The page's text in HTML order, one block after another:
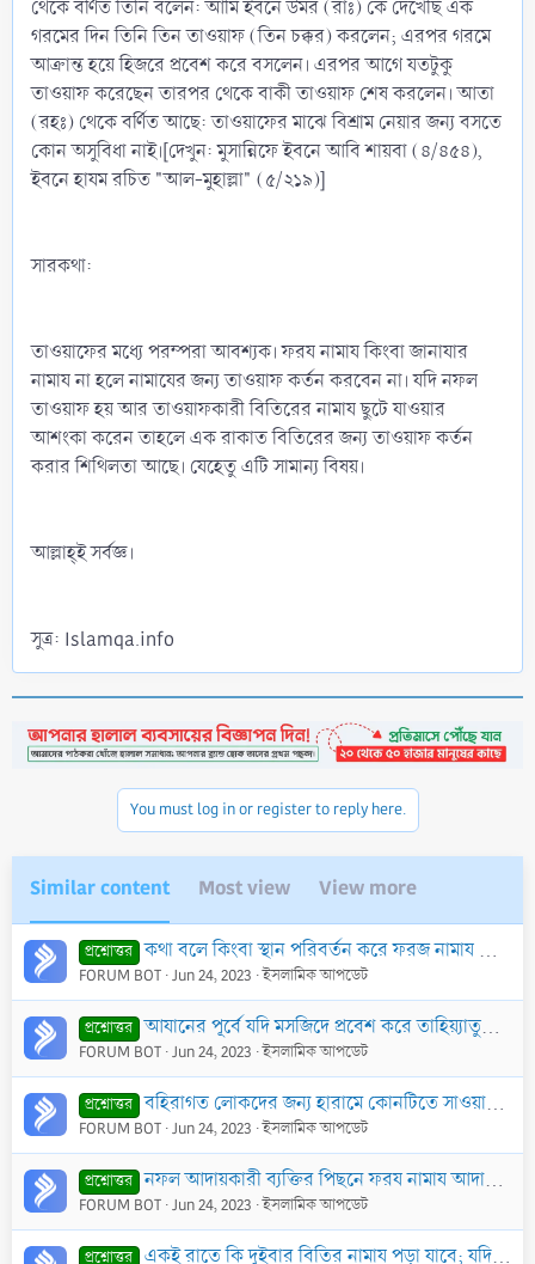
থেকে বর্ণিত তিনি বলেন: আমি ইবনে উমর (রাঃ) কে দেখেছি এক
গরমের দিন তিনি তিন তাওয়াফ (তিন চক্কর) করলেন; এরপর গরমে
আক্রান্ত হয়ে হিজরে প্রবেশ করে বসলেন। এরপর আগে যতটুকু
তাওয়াফ করেছেন তারপর থেকে বাকী তাওয়াফ শেষ করলেন। আতা
(রহঃ) থেকে বর্ণিত আছে: তাওয়াফের মাঝে বিশ্রাম নেয়ার জন্য বসতে
কোন অসুবিধা নাই।[দেখুন: মুসান্নিফে ইবনে আবি শায়বা (৪/৪৫৪),
ইবনে হাযম রচিত "আল-মুহাল্লা" (৫/২১৯)]
সারকথা:
তাওয়াফের মধ্যে পরম্পরা আবশ্যক। ফরয নামায কিংবা জানাযার
নামায না হলে নামাযের জন্য তাওয়াফ কর্তন করবেন না। যদি নফল
তাওয়াফ হয় আর তাওয়াফকারী বিতিরের নামায ছুটে যাওয়ার
আশংকা করেন তাহলে এক রাকাত বিতিরের জন্য তাওয়াফ কর্তন
করার শিথিলতা আছে। যেহেতু এটি সামান্য বিষয়।
আল্লাহ্‌ই সর্বজ্ঞ।
সুত্র: Islamqa.info
You must log in or register to reply here.
Similar content Most view View more
প্রশ্নোত্তর কথা বলে কিংবা স্থান পরিবর্তন করে ফরজ নামায থেকে নফল নামাযকে পৃথক করা মুস্তাহাবকথা বলে কিংবা স্থান পরিবর্তন করে ফরজ নামায থেকে নফল নামাযকে পৃথক করা মুস
FORUM BOT Jun 24, 2023 ইসলামিক আপডেট
প্রশ্নোত্তর আযানের পূর্বে যদি মসজিদে প্রবেশ করে তাহিয়্যাতুল মসজিদ নামায আদায় করে। তবে আযানের পর কি পুনরায় কোন নফল নামায আদায় করতে পারবে?
FORUM BOT Jun 24, 2023 ইসলামিক আপডেট
প্রশ্নোত্তর বহিরাগত লোকদের জন্য হারামে কোনটিতে সাওয়াব বেশী? নফল নামায নাকি নফল তাওয়াফ?
FORUM BOT Jun 24, 2023 ইসলামিক আপডেট
প্রশ্নোত্তর নফল আদায়কারী ব্যক্তির পিছনে ফরয নামায আদায় করার বিধান কি? যেমন তারাবীহ্‌র নামাযের ইমামের পিছনে এশা ছালাত আদায় করা?
FORUM BOT Jun 24, 2023 ইসলামিক আপডেট
প্রশ্নোত্তর একই রাতে কি দুইবার বিতির নামায পড়া যাবে; যদি কেউ ইমামের সাথে বিতির নামায পড়ার পর আবার নামায পড়ে